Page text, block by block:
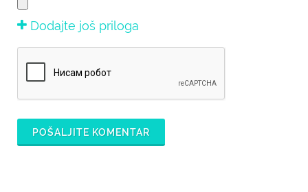
Dodajte još priloga
POŠALJITE KOMENTAR